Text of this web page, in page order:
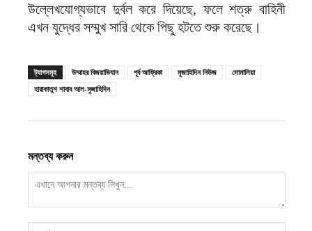
উল্লেখযোগ্যভাবে দুর্বল করে দিয়েছে, ফলে শত্রু বাহিনী
এখন যুদ্ধের সম্মুখ সারি থেকে পিছু হটতে শুরু করেছে।
ট্যাগসমূহ উম্মাহর বিজয়াভিযান পূর্ব আফ্রিকা মুজাহিদিন নিউজ
সোমালিয়া
হারাকাতুশ শাবাব আল-মুজাহিদিন
মন্তব্য করুন